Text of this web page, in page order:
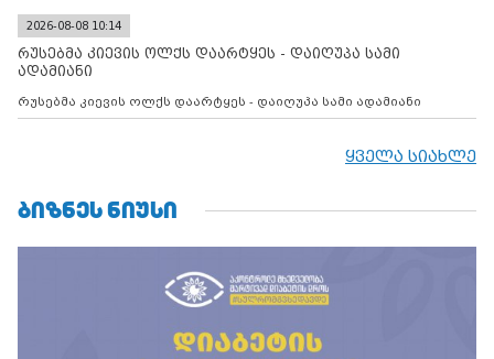
2026-08-08 10:14
რუსებმა კიევის ოლქს დაარტყეს - დაიღუპა სამი
ადამიანი
რუსებმა კიევის ოლქს დაარტყეს - დაიღუპა სამი ადამიანი
ყველა სიახლე
ᲑᲘᲖᲜᲔᲡ ᲜᲘᲣᲡᲘ